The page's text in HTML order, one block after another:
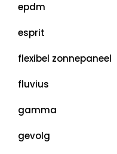
epdm
esprit
flexibel zonnepaneel
fluvius
gamma
gevolg